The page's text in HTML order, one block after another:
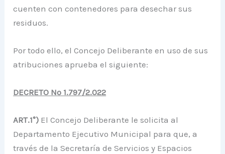
cuenten con contenedores para desechar sus
residuos.
Por todo ello, el Concejo Deliberante en uso de sus
atribuciones aprueba el siguiente:
DECRETO Nº 1.797/2.022
ART.1°) El Concejo Deliberante le solicita al
Departamento Ejecutivo Municipal para que, a
través de la Secretaría de Servicios y Espacios